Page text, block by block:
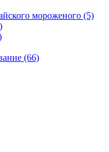
мороженого (5)
(66)